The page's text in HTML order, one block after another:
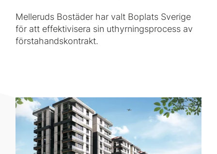
Melleruds Bostäder har valt Boplats Sverige
för att effektivisera sin uthyrningsprocess av
förstahandskontrakt.